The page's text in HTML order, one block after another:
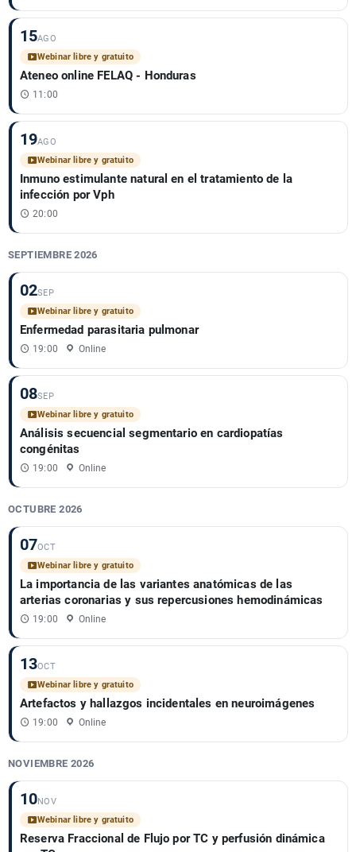
15AGO
Webinar libre y gratuito
Ateneo online FELAQ - Honduras
11:00
19AGO
Webinar libre y gratuito
Inmuno estimulante natural en el tratamiento de la
infección por Vph
20:00
SEPTIEMBRE 2026
02SEP
Webinar libre y gratuito
Enfermedad parasitaria pulmonar
19:00 Online
08SEP
Webinar libre y gratuito
Análisis secuencial segmentario en cardiopatías
congénitas
19:00 Online
OCTUBRE 2026
07OCT
Webinar libre y gratuito
La importancia de las variantes anatómicas de las
arterias coronarias y sus repercusiones hemodinámicas
19:00 Online
13OCT
Webinar libre y gratuito
Artefactos y hallazgos incidentales en neuroimágenes
19:00 Online
NOVIEMBRE 2026
10NOV
Webinar libre y gratuito
Reserva Fraccional de Flujo por TC y perfusión dinámica